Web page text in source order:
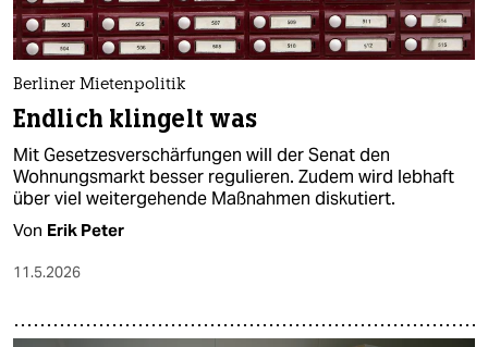
Berliner Mietenpolitik
Endlich klingelt was
Mit Gesetzesverschärfungen will der Senat den
Wohnungsmarkt besser regulieren. Zudem wird lebhaft
über viel weitergehende Maßnahmen diskutiert.
Von Erik Peter
11.5.2026